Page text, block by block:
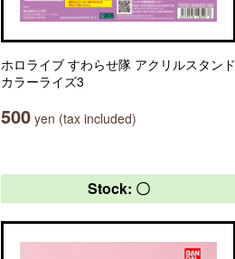
ホロライブ すわらせ隊 アクリルスタンド
カラーライズ3
500 yen (tax included)
Stock: 〇